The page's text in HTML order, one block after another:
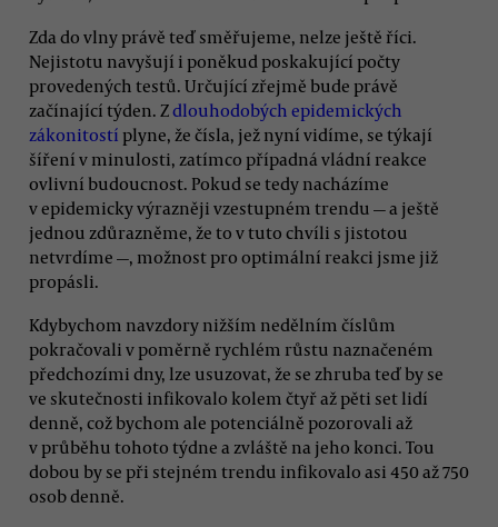
Zda do vlny právě teď směřujeme, nelze ještě říci.
Nejistotu navyšují i poněkud poskakující počty
provedených testů. Určující zřejmě bude právě
začínající týden. Zdlouhodobých epidemických
zákonitostí plyne, že čísla, jež nyní vidíme, se týkají
šíření v minulosti, zatímco případná vládní reakce
ovlivní budoucnost. Pokud se tedy nacházíme
v epidemicky výrazněji vzestupném trendu — a ještě
jednou zdůrazněme, že to v tuto chvíli s jistotou
netvrdíme —, možnost pro optimální reakci jsme již
propásli.
Kdybychom navzdory nižším nedělním číslům
pokračovali v poměrně rychlém růstu naznačeném
předchozími dny, lze usuzovat, že se zhruba teď by se
ve skutečnosti infikovalo kolem čtyř až pěti set lidí
denně, což bychom ale potenciálně pozorovali až
v průběhu tohoto týdne a zvláště na jeho konci. Tou
dobou by se při stejném trendu infikovalo asi 450 až 750
osob denně.